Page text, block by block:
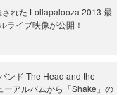
れた Lollapalooza 2013 最
ライブ映像が公開！
ンド The Head and the
ーアルバムから「Shake」の